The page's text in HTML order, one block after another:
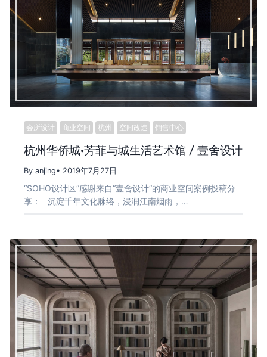
会所设计 商业空间 杭州 空间改造 销售中心
杭州华侨城·芳菲与城生活艺术馆 / 壹舍设计
By anjing• 2019年7月27日
“SOHO设计区”感谢来自“壹舍设计”的商业空间案例投稿分
享： 沉淀千年文化脉络，浸润江南烟雨，…